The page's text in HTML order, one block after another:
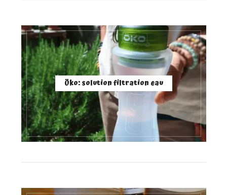
Öko: solution filtration eau